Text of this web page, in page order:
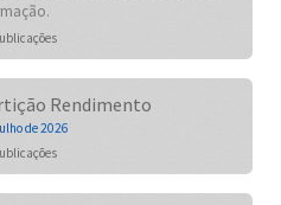
Rendimento
de 2026